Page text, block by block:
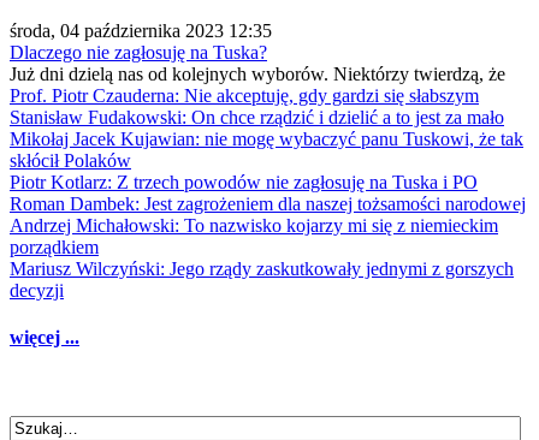
środa, 04 października 2023 12:35
Dlaczego nie zagłosuję na Tuska?
Już dni dzielą nas od kolejnych wyborów. Niektórzy twierdzą, że
Prof. Piotr Czauderna: Nie akceptuję, gdy gardzi się słabszym
Stanisław Fudakowski: On chce rządzić i dzielić a to jest za mało
Mikołaj Jacek Kujawian: nie mogę wybaczyć panu Tuskowi, że tak
skłócił Polaków
Piotr Kotlarz: Z trzech powodów nie zagłosuję na Tuska i PO
Roman Dambek: Jest zagrożeniem dla naszej tożsamości narodowej
Andrzej Michałowski: To nazwisko kojarzy mi się z niemieckim
porządkiem
Mariusz Wilczyński: Jego rządy zaskutkowały jednymi z gorszych
decyzji
więcej ...